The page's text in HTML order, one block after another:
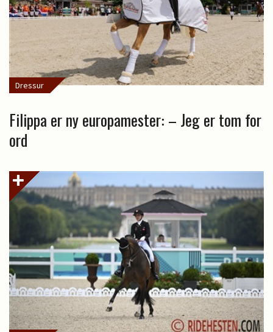
Dressur
Filippa er ny europamester: – Jeg er tom for
ord